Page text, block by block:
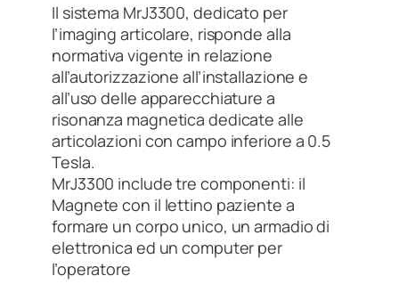
Il sistema MrJ3300, dedicato per
l’imaging articolare, risponde alla
normativa vigente in relazione
all’autorizzazione all’installazione e
all’uso delle apparecchiature a
risonanza magnetica dedicate alle
articolazioni con campo inferiore a 0.5
Tesla.
MrJ3300 include tre componenti: il
Magnete con il lettino paziente a
formare un corpo unico, un armadio di
elettronica ed un computer per
l’operatore